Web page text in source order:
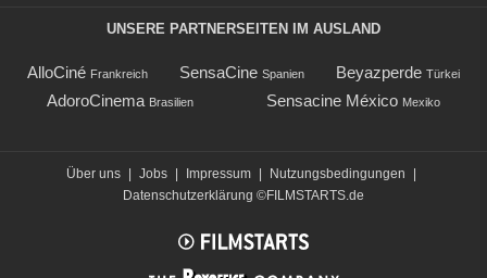
UNSERE PARTNERSEITEN IM AUSLAND
AlloCiné Frankreich SensaCine Spanien Beyazperde Türkei
AdoroCinema Brasilien Sensacine México Mexiko
Über uns | Jobs | Impressum | Nutzungsbedingungen
|
Datenschutzerklärung ©FILMSTARTS.de